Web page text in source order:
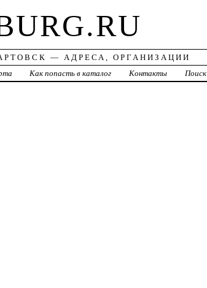
— АДРЕСА, ОРГАНИЗАЦИИ
Как попасть в каталог Контакты Поиск